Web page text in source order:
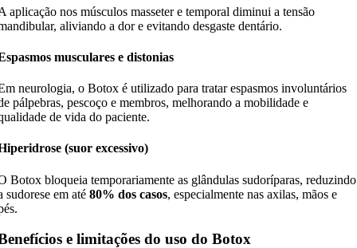
aplicação nos músculos masseter e temporal diminui a tensão
aliviando a dor e evitando desgaste dentário.
musculares e distonias
neurologia, o Botox é utilizado para tratar espasmos involuntários
pálpebras, pescoço e membros, melhorando a mobilidade e
de vida do paciente.
(suor excessivo)
Botox bloqueia temporariamente as glândulas sudoríparas, reduzindo
sudorese em até80% dos casos, especialmente nas axilas, mãos e
e limitações do uso do Botox